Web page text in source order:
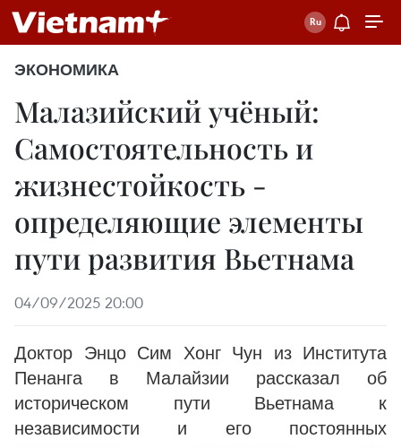
ЭКОНОМИКА
Малазийский учёный:
Самостоятельность и
жизнестойкость -
определяющие элементы
пути развития Вьетнама
04/09/2025 20:00
Доктор Энцо Сим Хонг Чун из Института
Пенанга в Малайзии рассказал об
историческом пути Вьетнама к
независимости и его постоянных